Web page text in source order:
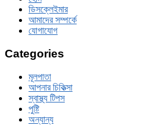
ডিসক্লেইমার
আমাদের সম্পর্কে
যোগাযোগ
Categories
মূলপাতা
আপনার চিকিত্‍সা
স্বাস্থ্য টিপস
পুষ্টি
অন্যান্য